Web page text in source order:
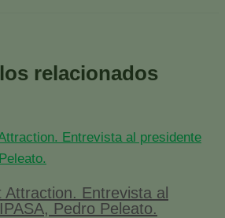
relacionados
Attraction. Entrevista al
Pedro Peleato.